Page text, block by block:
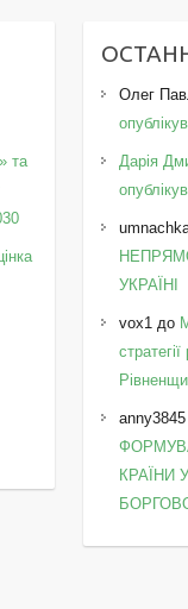
та
Олег
Дарія
УКРАЇНІ
vox1 до
anny3845
КРАЇНИ